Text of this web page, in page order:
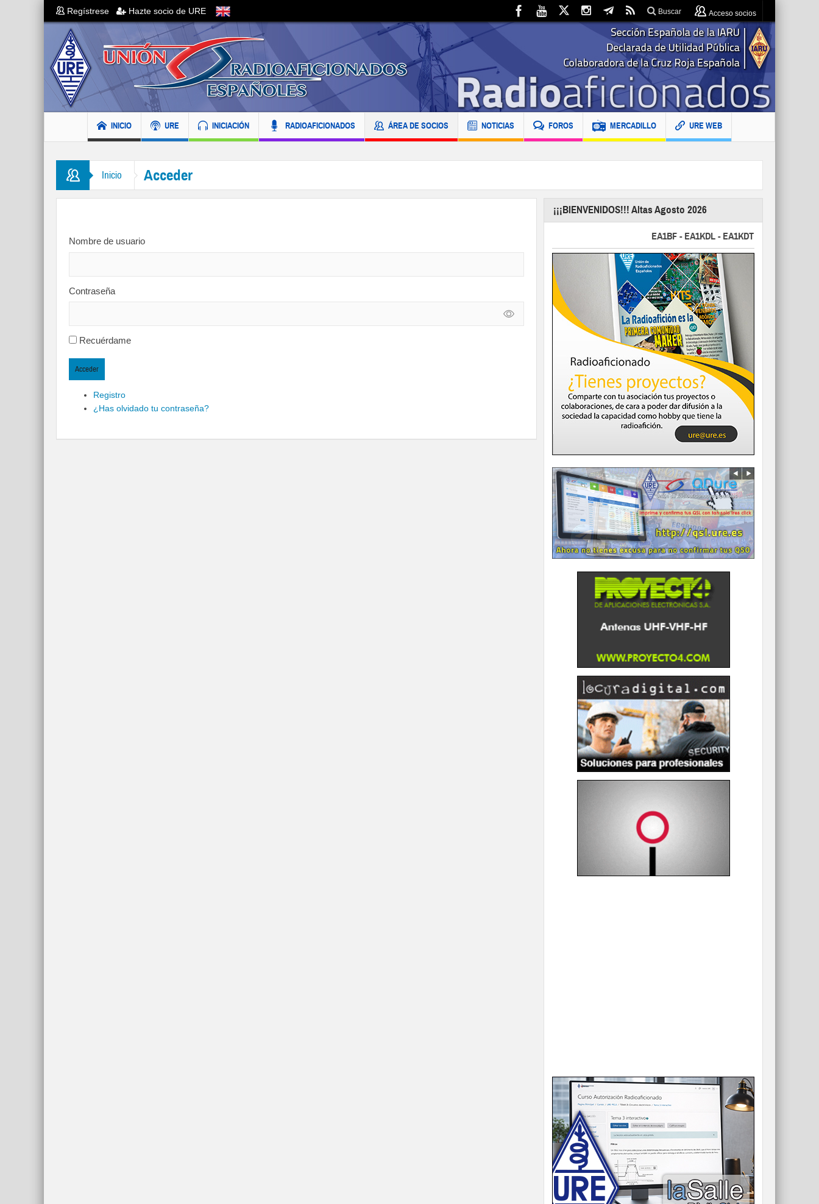
Regístrese Hazte socio de URE Buscar Acceso socios
INICIO URE INICIACIÓN RADIOAFICIONADOS ÁREA DE SOCIOS NOTICIAS FOROS MERCADILLO URE WEB
Inicio Acceder
Nombre de usuario
Contraseña
Recuérdame
Acceder
Registro
¿Has olvidado tu contraseña?
¡¡¡BIENVENIDOS!!! Altas Agosto 2026
EA1BF - EA1KDL - EA1KDT - EA2FBJ - EA2FJU